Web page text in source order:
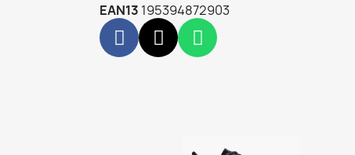
EAN13 195394872903